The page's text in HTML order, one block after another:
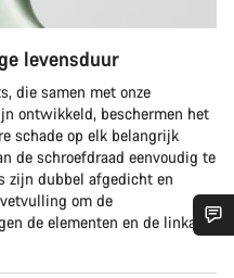
levensduur
die samen met onze
ontwikkeld, beschermen het
schade op elk belangrijk
de schroefdraad eenvoudig te
zijn dubbel afgedicht en
om de
de elementen en de linkage